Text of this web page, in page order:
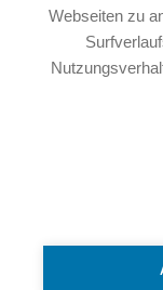
Webseiten zu
Presse
Gendering